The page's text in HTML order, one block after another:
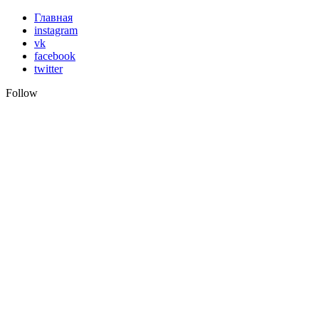
Skip
content
Главная
instagram
vk
facebook
twitter
Follow